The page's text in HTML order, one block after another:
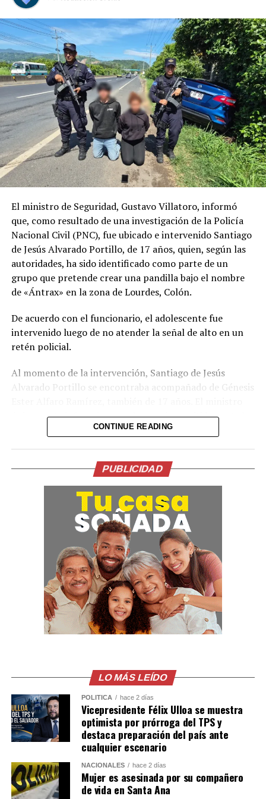
Nuestro compromiso es ofrecer una experiencia
aeroportuaria más cómoda, accesible y amigable,
fortaleciendo la atención a quienes viajan con niños y
convirtiendo su llegada a El Salvador en un momento
especial.
Comparte esto:
Facebook X
Me gusta esto:
El ministro de Seguridad, Gustavo Villatoro, informó
que, como resultado de una investigación de la Policía
Nacional Civil (PNC), fue ubicado e intervenido Santiago
de Jesús Alvarado Portillo, de 17 años, quien, según las
autoridades, ha sido identificado como parte de un
grupo que pretende crear una pandilla bajo el nombre
de «Ántrax» en la zona de Lourdes, Colón.
De acuerdo con el funcionario, el adolescente fue
intervenido luego de no atender la señal de alto en un
retén policial.
Al momento de la intervención, Santiago de Jesús
Alvarado Portillo se encontraba acompañado de Génesis
únicamente informó que ambos serán remitidos ante las
autoridades correspondientes para ser procesados.
capacidad para detectar e interrumpir a tiempo el
surgimiento de organizaciones emergentes que intenten
operar bajo nuevas denominaciones. Asimismo, aseguró
que no permitirán que se repliquen las prácticas
criminales del pasado y que cualquier célula que
pretenda operar bajo esos parámetros será
desmantelada y sus integrantes llevados ante la justicia.
Comparte esto:
Facebook X
CONTINUE READING
PUBLICIDAD
LO MÁS LEÍDO
POLÍTICA hace 2 días
Vicepresidente Félix Ulloa se muestra
optimista por prórroga del TPS y
destaca preparación del país ante
cualquier escenario
NACIONALES hace 2 días
Mujer es asesinada por su compañero
de vida en Santa Ana